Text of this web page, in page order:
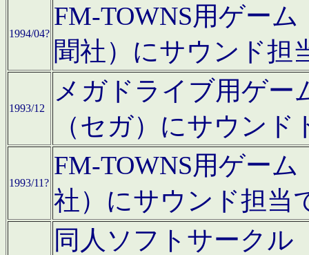
1994/04?
FM-TOWNS用ゲー
聞社）にサウンド担
1993/12
メガドライブ用ゲー
（セガ）にサウン
1993/11?
FM-TOWNS用ゲー
社）にサウンド担当
同人ソフトサークル